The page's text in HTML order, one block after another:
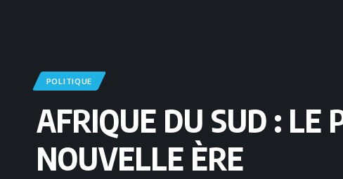
POLITIQUE
AFRIQUE DU SUD : LE
NOUVELLE ÈRE